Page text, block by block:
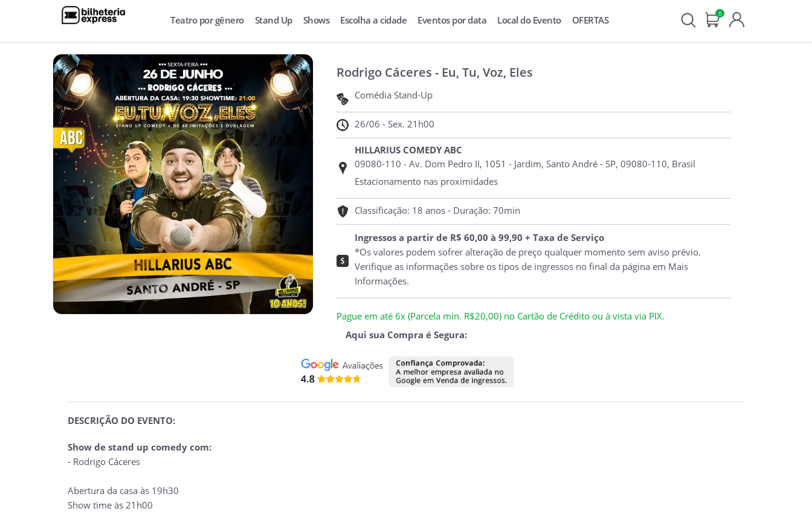
Teatro por gênero Stand Up Shows Escolha a cidade Eventos por data Local do Evento OFERTAS
0
Rodrigo Cáceres - Eu, Tu, Voz, Eles
Comédia Stand-Up
26/06 - Sex. 21h00
HILLARIUS COMEDY ABC
09080-110 - Av. Dom Pedro II, 1051 - Jardim, Santo André - SP, 09080-110, Brasil
Estacionamento nas proximidades
Classificação: 18 anos - Duração: 70min
Ingressos a partir de R$ 60,00 à 99,90 + Taxa de Serviço
*Os valores podem sofrer alteração de preço qualquer momento sem aviso prévio.
Verifique as informações sobre os tipos de ingressos no final da página em Mais
Informações.
Pague em até 6x (Parcela mín. R$20,00) no Cartão de Crédito ou à vista via PIX.
Aqui sua Compra é Segura:
DESCRIÇÃO DO EVENTO:
Show de stand up comedy com:
- Rodrigo Cáceres
Abertura da casa às 19h30
Show time às 21h00